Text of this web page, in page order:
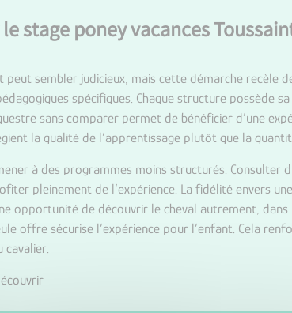
stage poney vacances
peut sembler judicieux, mais cette démarche recèle
spécifiques. Chaque structure possède
sans comparer permet de bénéficier d’une
la qualité de l’apprentissage plutôt que la
à des programmes moins structurés. Consulter
pleinement de l’expérience. La fidélité envers
opportunité de découvrir le cheval autrement,
offre sécurise l’expérience pour l’enfant. Cela
cavalier.